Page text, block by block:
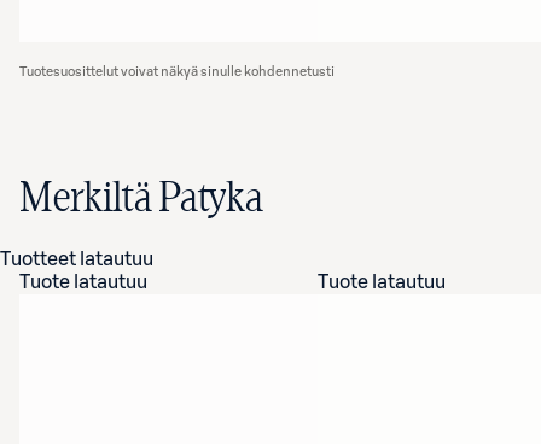
Tuotesuosittelut voivat näkyä sinulle kohdennetusti
Merkiltä Patyka
Tuotteet latautuu
Tuote latautuu
Tuote latautuu